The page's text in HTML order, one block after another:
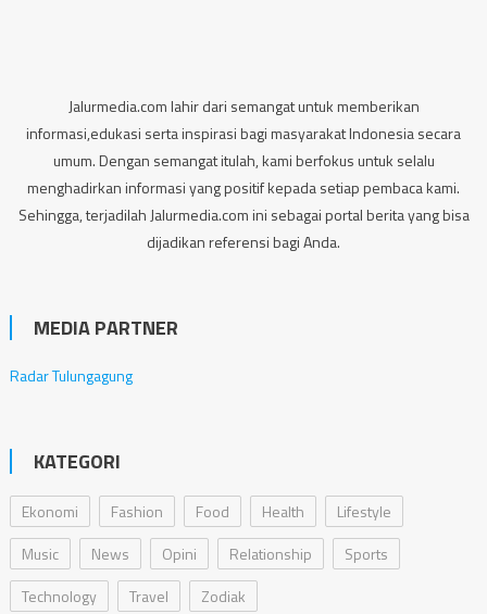
Jalurmedia.com lahir dari semangat untuk memberikan
informasi,edukasi serta inspirasi bagi masyarakat Indonesia secara
umum. Dengan semangat itulah, kami berfokus untuk selalu
menghadirkan informasi yang positif kepada setiap pembaca kami.
Sehingga, terjadilah Jalurmedia.com ini sebagai portal berita yang bisa
dijadikan referensi bagi Anda.
MEDIA PARTNER
Radar Tulungagung
KATEGORI
Ekonomi Fashion Food Health
Lifestyle
Music
News Opini Relationship
Sports
Technology
Travel Zodiak